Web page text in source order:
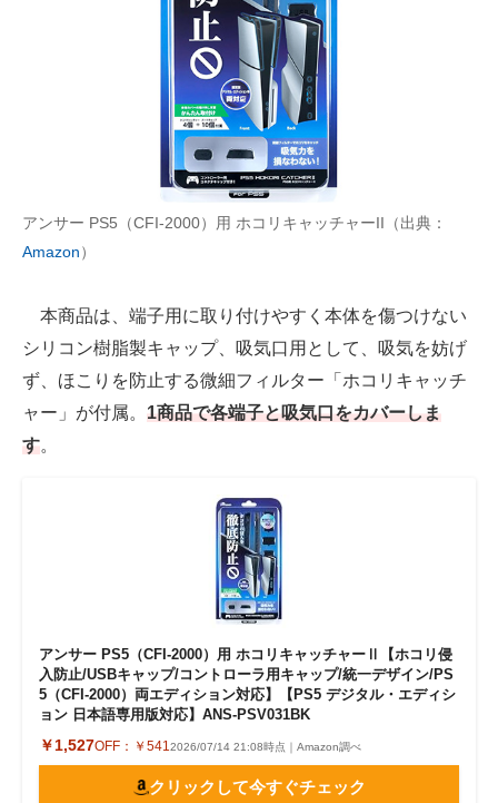
アンサー PS5（CFI-2000）用 ホコリキャッチャーII（出典：
Amazon）
本商品は、端子用に取り付けやすく本体を傷つけない
シリコン樹脂製キャップ、吸気口用として、吸気を妨げ
ず、ほこりを防止する微細フィルター「ホコリキャッチ
ャー」が付属。 1商品で各端子と吸気口をカバーしま
す。
アンサー PS5（CFI-2000）用 ホコリキャッチャーⅡ【ホコリ侵
入防止/USBキャップ/コントローラ用キャップ/統一デザイン/PS
5（CFI-2000）両エディション対応】【PS5 デジタル・エディシ
ョン 日本語専用版対応】ANS-PSV031BK
￥1,527OFF： ￥5412026/07/14 21:08時点｜Amazon調べ
クリックして今すぐチェック